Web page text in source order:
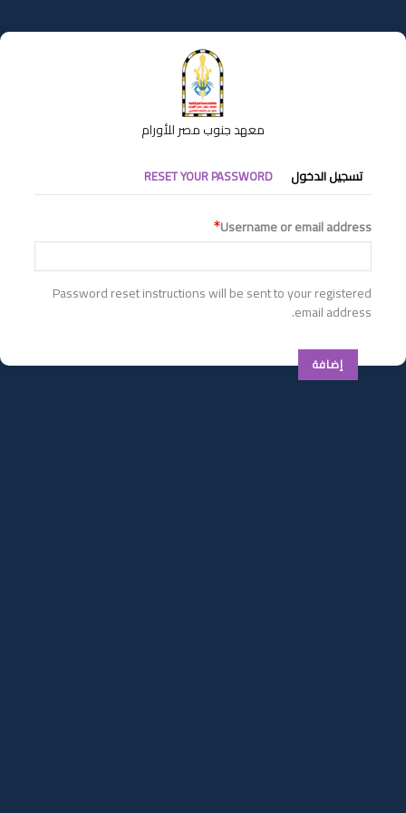
إلى
المحتوى
معهد جنوب مصر للأورام
التبويبات
الأساسية
تسجيل الدخول RESET YOUR PASSWORD
Username or email address
Password reset instructions will be sent to your registered
email address.